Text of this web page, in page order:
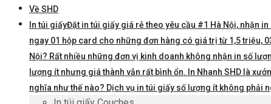
Về SHD
In túi giấyĐặt in túi giấy giá rẻ theo yêu cầu #1 Hà Nội, nhận
ngay 01 hộp card cho những đơn hàng có giá trị từ 1,5 triệu,
Nội? Rất nhiều những đơn vị kinh doanh không nhận in số
lượng ít nhưng giá thành vẫn rất bình ổn. In Nhanh SHD là
nghĩa như thế nào? Dịch vụ in túi giấy số lượng ít không phải